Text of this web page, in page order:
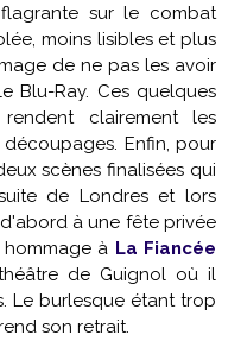
sur le combat
moins lisibles et plus
de ne pas les avoir
Blu-Ray. Ces quelques
clairement les
Enfin, pour
scènes finalisées qui
de Londres et lors
à une fête privée
à La Fiancée
de Guignol où il
Le burlesque étant trop
son retrait.